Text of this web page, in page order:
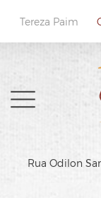
Tereza Paim
Rua Odilon